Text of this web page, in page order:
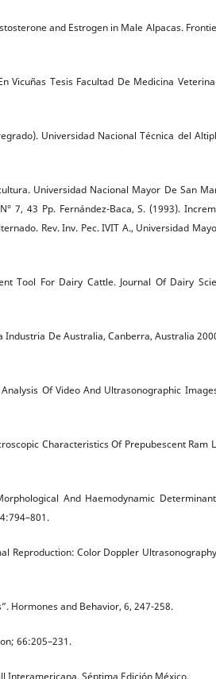
and Estrogen in Male Alpacas.
Vicuñas Tesis Facultad De Medicina
Universidad Nacional Técnica del
Universidad Nacional Mayor De San
7, 43 Pp. Fernández-Baca, S. (1993).
Rev. Inv. Pec. IVIT A., Universidad
Tool For Dairy Cattle. Journal Of Dairy
Industria De Australia, Canberra, Australia
Of Video And Ultrasonographic
Characteristics Of Prepubescent Ram
And Haemodynamic
Reproduction: Color Doppler
Hormones and Behavior, 6, 247-258.
66:205–231.
Interamericana, Séptima Edición México.